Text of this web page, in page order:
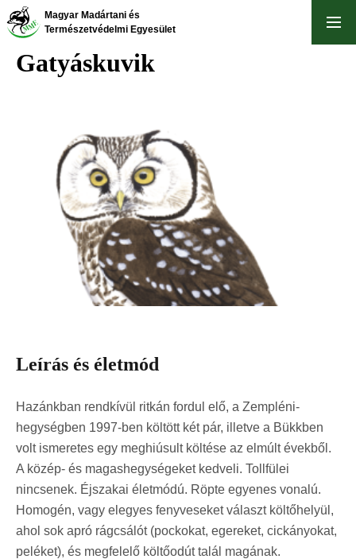
Ugrás
Magyar Madártani és
Természetvédelmi Egyesület
Gatyáskuvik
Leírás és életmód
Hazánkban rendkívül ritkán fordul elő, a Zempléni-
hegységben 1997-ben költött két pár, illetve a Bükkben
volt ismeretes egy meghiúsult költése az elmúlt évekből.
A közép- és magashegységeket kedveli. Tollfülei
nincsenek. Éjszakai életmódú. Röpte egyenes vonalú.
Homogén, vagy elegyes fenyveseket választ költőhelyül,
ahol sok apró rágcsálót (pockokat, egereket, cickányokat,
peléket), és megfelelő költőodút talál magának.